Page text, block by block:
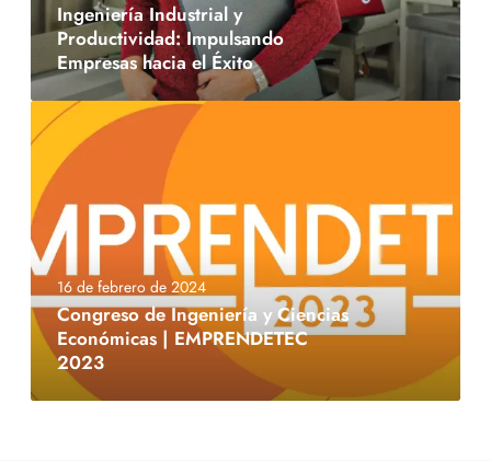
Ingeniería Industrial y
Productividad: Impulsando
Empresas hacia el Éxito
16 de febrero de 2024
Congreso de Ingeniería y Ciencias
Económicas | EMPRENDETEC
2023